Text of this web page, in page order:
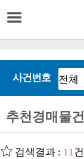
사건번호
추천경매물건
검색결과 : 11건